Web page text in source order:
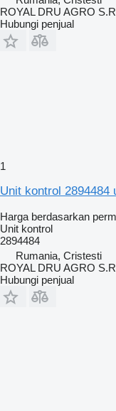
ROYAL DRU AGRO
Hubungi penjual
1
Unit kontrol 2894484
Harga berdasarkan
Unit kontrol
2894484
Rumania, Cristesti
ROYAL DRU AGRO
Hubungi penjual